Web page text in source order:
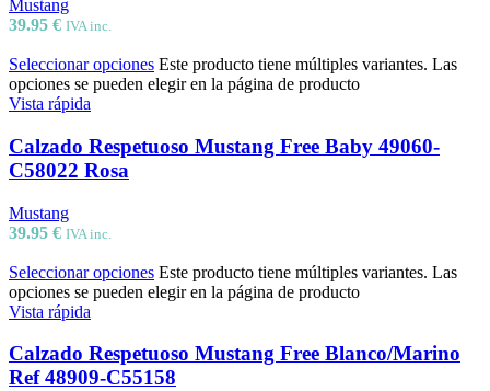
Mustang
39.95 € IVA inc.
Seleccionar opciones Este producto tiene múltiples variantes. Las
opciones se pueden elegir en la página de producto
Vista rápida
Calzado Respetuoso Mustang Free Baby 49060-
C58022 Rosa
Mustang
39.95 € IVA inc.
Seleccionar opciones Este producto tiene múltiples variantes. Las
opciones se pueden elegir en la página de producto
Vista rápida
Calzado Respetuoso Mustang Free Blanco/Marino
Ref 48909-C55158